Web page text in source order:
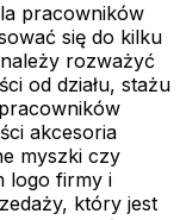
pracowników
się do kilku
rozważyć
od działu, stażu
akcesoria
myszki czy
logo firmy i
który jest